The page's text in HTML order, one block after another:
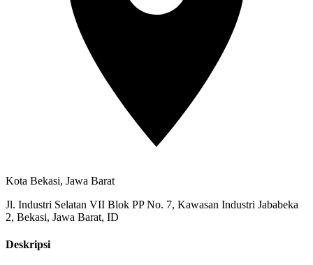
Kota Bekasi, Jawa Barat
Jl. Industri Selatan VII Blok PP No. 7, Kawasan Industri Jababeka
2, Bekasi, Jawa Barat, ID
Deskripsi